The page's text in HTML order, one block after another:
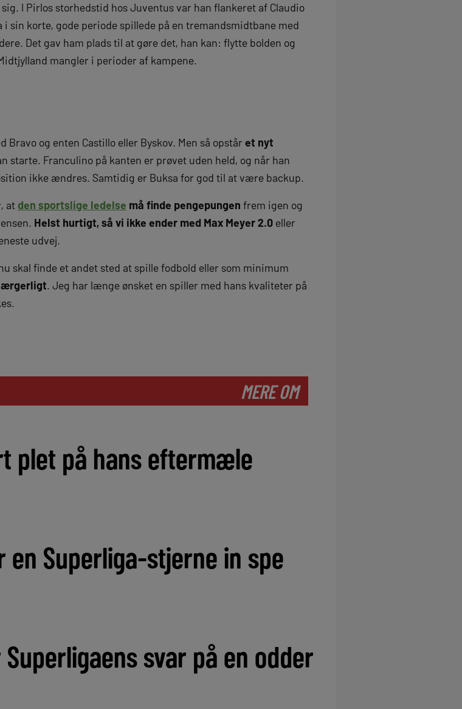
I Pirlos storhedstid hos Juventus var han flankeret af Claudio
sin korte, gode periode spillede på en tremandsmidtbane med
Det gav ham plads til at gøre det, han kan: flytte bolden og
mangler i perioder af kampene.
og enten Castillo eller Byskov. Men så opstår et nyt
starte. Franculino på kanten er prøvet uden held, og når han
ikke ændres. Samtidig er Buksa for god til at være backup.
atden sportslige ledelse må finde pengepungen frem igen og
Helst hurtigt, så vi ikke ender med Max Meyer 2.0 eller
udvej.
skal finde et andet sted at spille fodbold eller som minimum
ærgerligt. Jeg har længe ønsket en spiller med hans kvaliteter på
MERE OM
plet på hans eftermæle
en Superliga-stjerne in spe
Superligaens svar på en odder